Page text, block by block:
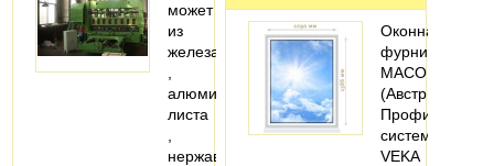
может
из
железа
алюминиевого
листа
нержавеющей
Оконная
фурнитура
MACO
(Австрия).
Профильная
система:
VEKA